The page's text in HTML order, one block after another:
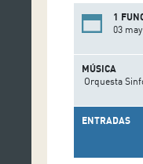
1
03
MÚSICA
Orquesta
ENTRADAS